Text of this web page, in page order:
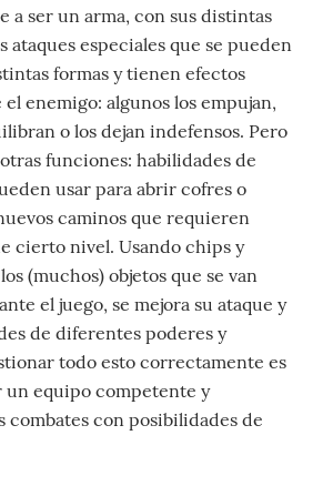
a ser un arma, con sus distintas
ataques especiales que se pueden
formas y tienen efectos
enemigo: algunos los empujan,
o los dejan indefensos. Pero
funciones: habilidades de
usar para abrir cofres o
caminos que requieren
cierto nivel. Usando chips y
(muchos) objetos que se van
el juego, se mejora su ataque y
de diferentes poderes y
todo esto correctamente es
un equipo competente y
combates con posibilidades de